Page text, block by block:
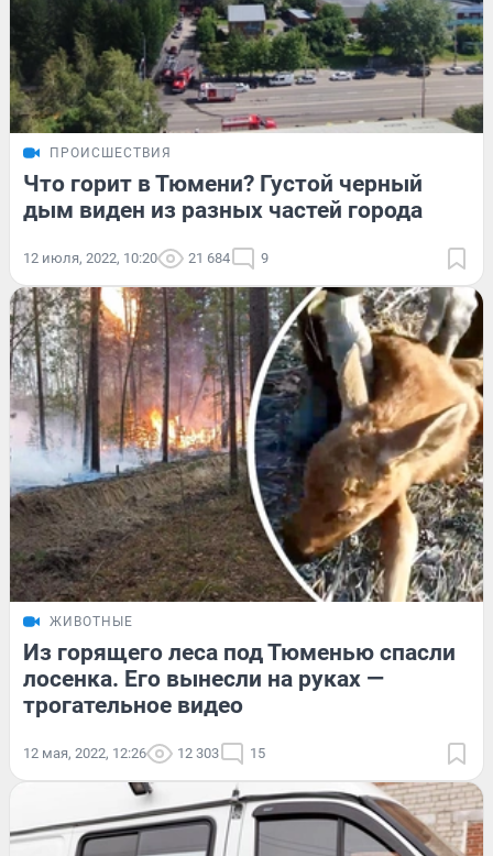
ПРОИСШЕСТВИЯ
Что горит в Тюмени? Густой черный
дым виден из разных частей города
12 июля, 2022, 10:20 21 684 9
ЖИВОТНЫЕ
Из горящего леса под Тюменью спасли
лосенка. Его вынесли на руках —
трогательное видео
12 мая, 2022, 12:26 12 303 15